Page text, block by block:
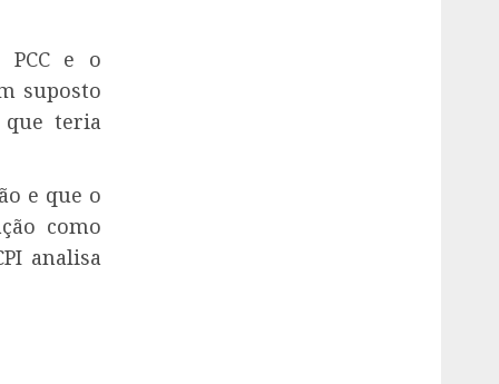
e o
suposto
que teria
e que o
como
analisa